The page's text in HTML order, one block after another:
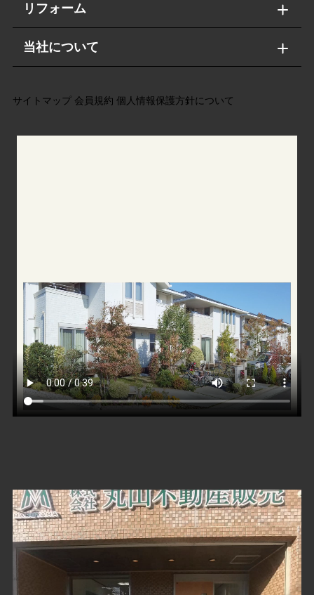
リフォーム
当社について
サイトマップ 会員規約 個人情報保護方針について